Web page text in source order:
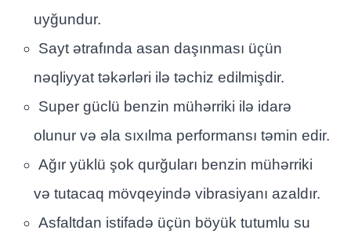
uyğundur.
Sayt ətrafında asan daşınması üçün
nəqliyyat təkərləri ilə təchiz edilmişdir.
Super güclü benzin mühərriki ilə idarə
olunur və əla sıxılma performansı təmin edir.
Ağır yüklü şok qurğuları benzin mühərriki
və tutacaq mövqeyində vibrasiyanı azaldır.
Asfaltdan istifadə üçün böyük tutumlu su